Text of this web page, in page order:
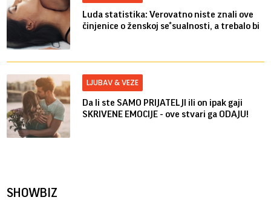
Luda statistika: Verovatno niste znali ove
činjenice o ženskoj se*sualnosti, a trebalo bi
LJUBAV & VEZE
Da li ste SAMO PRIJATELJI ili on ipak gaji
SKRIVENE EMOCIJE - ove stvari ga ODAJU!
SHOWBIZ